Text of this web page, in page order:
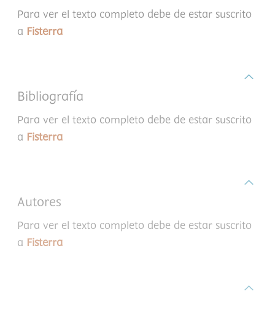
Para ver el texto completo debe de estar suscrito
a Fisterra
Bibliografía
Para ver el texto completo debe de estar suscrito
a Fisterra
Autores
Para ver el texto completo debe de estar suscrito
a Fisterra